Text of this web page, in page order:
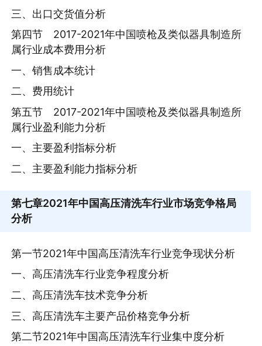
三、出口交货值分析
第四节 2017-2021年中国喷枪及类似器具制造所
属行业成本费用分析
一、销售成本统计
二、费用统计
第五节 2017-2021年中国喷枪及类似器具制造所
属行业盈利能力分析
一、主要盈利指标分析
二、主要盈利能力指标分析
第七章2021年中国高压清洗车行业市场竞争格局
分析
第一节2021年中国高压清洗车行业竞争现状分析
一、高压清洗车行业竞争程度分析
二、高压清洗车技术竞争分析
三、高压清洗车主要产品价格竞争分析
第二节2021年中国高压清洗车行业集中度分析